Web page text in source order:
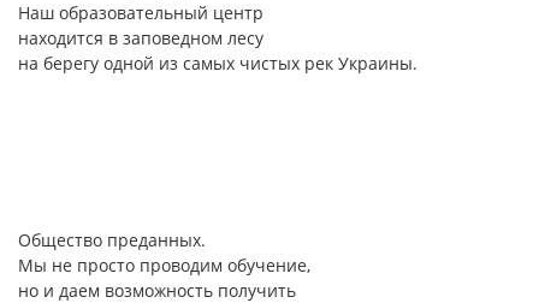
Наш образовательный центр
находится в заповедном лесу
на берегу одной из самых чистых рек Украины.
Общество преданных.
Мы не просто проводим обучение,
но и даем возможность получить